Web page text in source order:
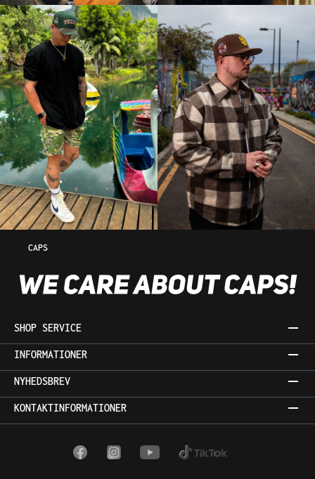
CAPS
SHOP SERVICE
INFORMATIONER
NYHEDSBREV
KONTAKTINFORMATIONER